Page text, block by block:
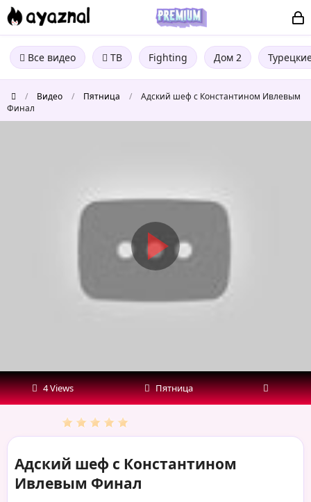
Все видео ТВ Fighting Дом 2
/ Видео / Пятница /
Адский шеф с Константином Ивлевым
Финал
Константином
4 Views Пятница
Адский шеф с Константином
Ивлевым Финал